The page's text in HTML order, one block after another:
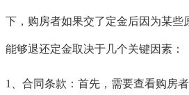
下，购房者如果交了定金后因为某些
能够退还定金取决于几个关键因素：
1、合同条款：首先，需要查看购房